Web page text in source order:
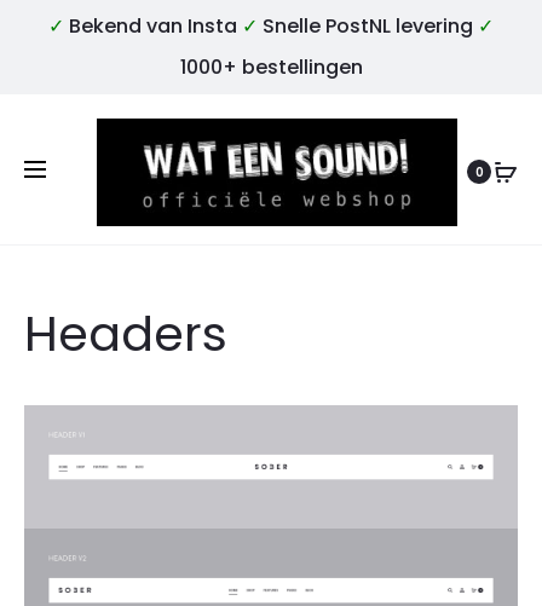
✓ Bekend van Insta ✓ Snelle PostNL levering ✓
1000+ bestellingen
0
Headers